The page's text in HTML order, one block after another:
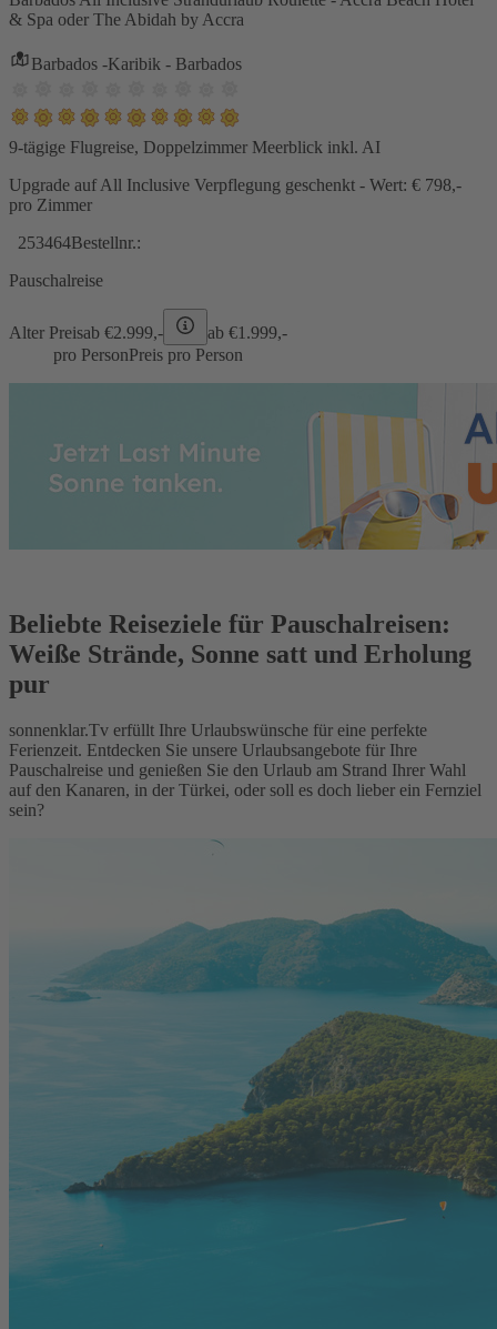
& Spa oder The Abidah by Accra
Barbados -Karibik - Barbados
9-tägige Flugreise, Doppelzimmer Meerblick inkl. AI
Upgrade auf All Inclusive Verpflegung geschenkt - Wert: € 798,-
pro Zimmer
253464Bestellnr.:
Pauschalreise
Alter Preisab €2.999,- ab €1.999,-
pro PersonPreis pro Person
Beliebte Reiseziele für Pauschalreisen:
Weiße Strände, Sonne satt und Erholung
pur
sonnenklar.Tv erfüllt Ihre Urlaubswünsche für eine perfekte
Ferienzeit. Entdecken Sie unsere Urlaubsangebote für Ihre
Pauschalreise und genießen Sie den Urlaub am Strand Ihrer Wahl
auf den Kanaren, in der Türkei, oder soll es doch lieber ein Fernziel
sein?